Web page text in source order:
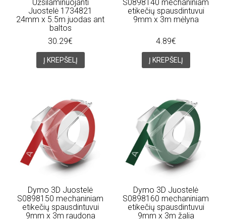
Užsilaminuojanti
Juostelė 1734821
24mm x 5.5m juodas ant
baltos
30.29€
Į KREPŠELĮ
S0898140 mechaniniam
etikečių spausdintuvui
9mm x 3m mėlyna
4.89€
Į KREPŠELĮ
Dymo 3D Juostelė
S0898150 mechaniniam
etikečių spausdintuvui
9mm x 3m raudona
Dymo 3D Juostelė
S0898160 mechaniniam
etikečių spausdintuvui
9mm x 3m žalia